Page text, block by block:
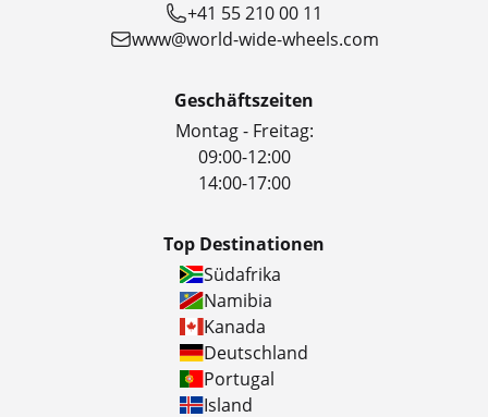
+41 55 210 00 11
www@world-wide-wheels.com
Geschäftszeiten
Montag - Freitag:
09:00-12:00
14:00-17:00
Top Destinationen
Südafrika
Namibia
Kanada
Deutschland
Portugal
Island